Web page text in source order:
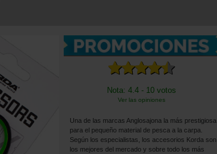
Nota: 4.4 - 10 votos
Ver las opiniones
Una de las marcas Anglosajona la más prestigiosa
para el pequeño material de pesca a la carpa.
Según los especialistas, los accesorios Korda son
los mejores del mercado y sobre todo los más